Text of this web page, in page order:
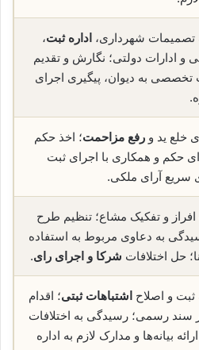
تصمیمات شهرداری، اداره ثبت،
و ادارات دولتی؛ نگارش و تقدیم
به دیوان، پیگیری اجرای
خلع ید و رفع مزاحمت؛ اخذ حکم
حکم و همکاری با اجرای ثبت
سریع آرای ملکی.
و تفکیک مشاع؛ تنظیم طرح
به دعاوی مربوط به استفاده
حل اختلافات شرکا و اجرای رای.
ثبت و اصلاح اشتباهات ثبتی؛ اقدام
سند رسمی؛ رسیدگی به اختلافات
بیانه‌ها و مدارک لازم به اداره